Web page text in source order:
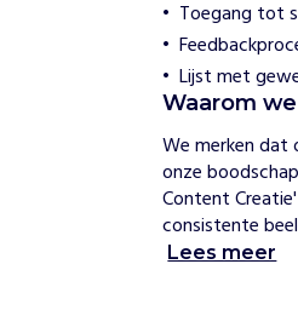
n
A
c
t
i
e
H
o
e
w
Toegang tot
Lijst met
Waarom
We merken dat
onze
Content
consistente
Lees meer